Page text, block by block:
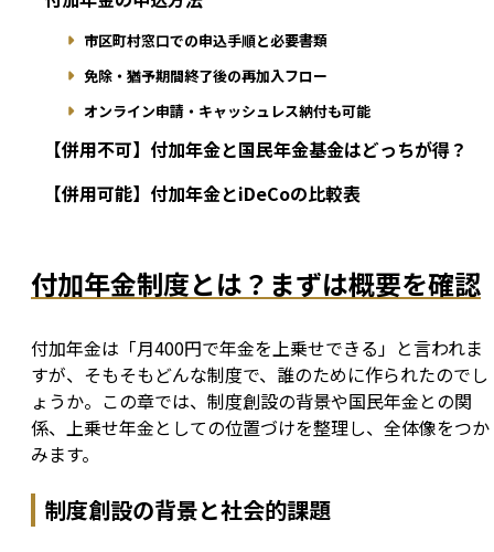
市区町村窓口での申込手順と必要書類
免除・猶予期間終了後の再加入フロー
オンライン申請・キャッシュレス納付も可能
【併用不可】付加年金と国民年金基金はどっちが得？
【併用可能】付加年金とiDeCoの比較表
付加年金制度とは？まずは概要を確認
付加年金は「月400円で年金を上乗せできる」と言われま
すが、そもそもどんな制度で、誰のために作られたのでし
ょうか。この章では、制度創設の背景や国民年金との関
係、上乗せ年金としての位置づけを整理し、全体像をつか
みます。
制度創設の背景と社会的課題